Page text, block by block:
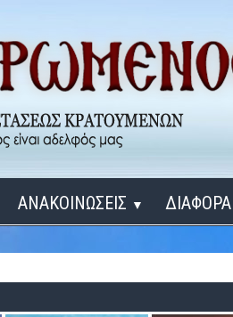
ΑΝΑΚΟΙΝΩΣΕΙΣ ▼ ΔΙΑΦΟΡΑ